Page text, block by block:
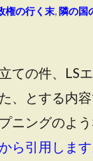
権の行く末,隣の国
ての件、LS
、とする内
ニングのよ
ら引用します